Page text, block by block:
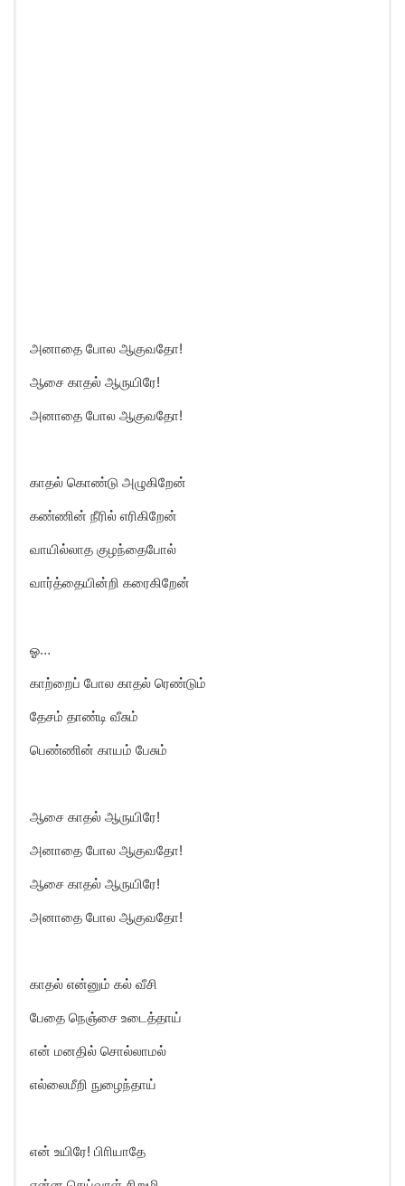
அனாதை போல ஆகுவதோ!
ஆசை காதல் ஆருயிரே!
அனாதை போல ஆகுவதோ!
காதல் கொண்டு அழுகிறேன்
கண்ணின் நீரில் எரிகிறேன்
வாயில்லாத குழந்தைபோல்
வார்த்தையின்றி கரைகிறேன்
ஓ…
காற்றைப் போல காதல் ரெண்டும்
தேசம் தாண்டி வீசும்
பெண்ணின் காயம் பேசும்
ஆசை காதல் ஆருயிரே!
அனாதை போல ஆகுவதோ!
ஆசை காதல் ஆருயிரே!
அனாதை போல ஆகுவதோ!
காதல் என்னும் கல் வீசி
பேதை நெஞ்சை உடைத்தாய்
என் மனதில் சொல்லாமல்
எல்லைமீறி நுழைந்தாய்
என் உயிரே! பிாியாதே